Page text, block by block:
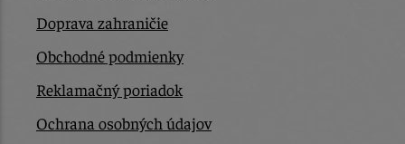
Doprava zahraničie
Obchodné podmienky
Reklamačný poriadok
Ochrana osobných údajov